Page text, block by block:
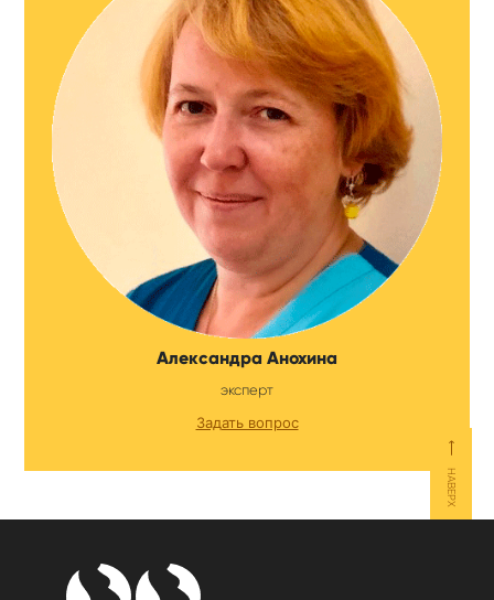
Александра Анохина
эксперт
Задать вопрос
⟵
НАВЕРХ